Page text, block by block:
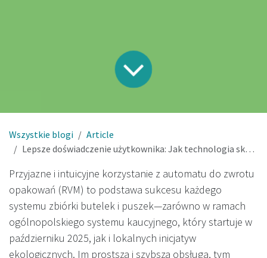
Wszystkie blogi
Article
Lepsze doświadczenie użytkownika: Jak technologia skanowania 360° rewolucjonizuje zbiórkę opakowań w Polsce
Przyjazne i intuicyjne korzystanie z automatu do zwrotu
opakowań (RVM) to podstawa sukcesu każdego
systemu zbiórki butelek i puszek—zarówno w ramach
ogólnopolskiego systemu kaucyjnego, który startuje w
październiku 2025, jak i lokalnych inicjatyw
ekologicznych. Im prostsza i szybsza obsługa, tym